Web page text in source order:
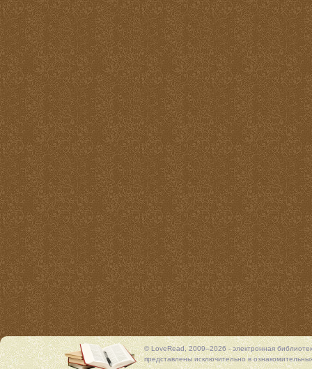
© LoveRead, 2009–2026 - электронная
представлены исключительно в